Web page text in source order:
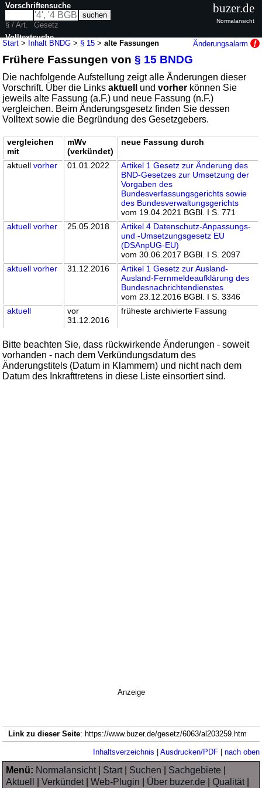
Start > Inhalt BNDG > § 15 >alte Fassungen Änderungsalarm
Frühere Fassungen von§ 15 BNDG
Die nachfolgende Aufstellung zeigt alle Änderungen dieser
Vorschrift. Über die Linksaktuell undvorher können Sie
jeweils alte Fassung (a.F.) und neue Fassung (n.F.)
vergleichen. Beim Änderungsgesetz finden Sie dessen
Volltext sowie die Begründung des Gesetzgebers.
vergleichen
mit
mWv
(verkündet)
neue Fassung durch
aktuellvorher 01.01.2022
Artikel 1 Gesetz zur Änderung des
BND-Gesetzes zur Umsetzung der
Vorgaben des
Bundesverfassungsgerichts sowie
des Bundesverwaltungsgerichts
vom 19.04.2021 BGBl. I S. 771
aktuell vorher 25.05.2018
Artikel 4 Datenschutz-Anpassungs-
und -Umsetzungsgesetz EU
(DSAnpUG-EU)
vom 30.06.2017 BGBl. I S. 2097
aktuell vorher 31.12.2016
Artikel 1 Gesetz zur Ausland-
Ausland-Fernmeldeaufklärung des
Bundesnachrichtendienstes
vom 23.12.2016 BGBl. I S. 3346
aktuell
vor
31.12.2016
früheste archivierte Fassung
Bitte beachten Sie, dass rückwirkende Änderungen - soweit
vorhanden - nach dem Verkündungsdatum des
Änderungstitels (Datum in Klammern) und nicht nach dem
Datum des Inkrafttretens in diese Liste einsortiert sind.
Vorschriftensuche
§ / Art.
Gesetz
Volltextsuche
nur in BNDG
buzer.de
Normalansicht
Anzeige
Link zu dieser Seite: https://www.buzer.de/gesetz/6063/al203259.htm
Inhaltsverzeichnis | Ausdrucken/PDF| nach oben
Menü: Normalansicht| Start| Suchen Sachgebiete
Aktuell
|Verkündet|Web-Plugin Über buzer.de |Qualität|